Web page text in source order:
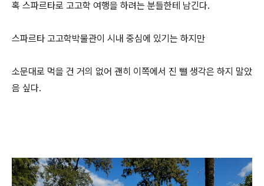
혹 스파르타로 고고학 여행을 하려는 분들한테 남긴다.
스파르타 고고학박물관이 시내 중심에 있기는 하지만
소문대로 먹을 건 거의 없어 괜히 이쪽에서 진 뺄 생각은 하지 말았
음 싶다.